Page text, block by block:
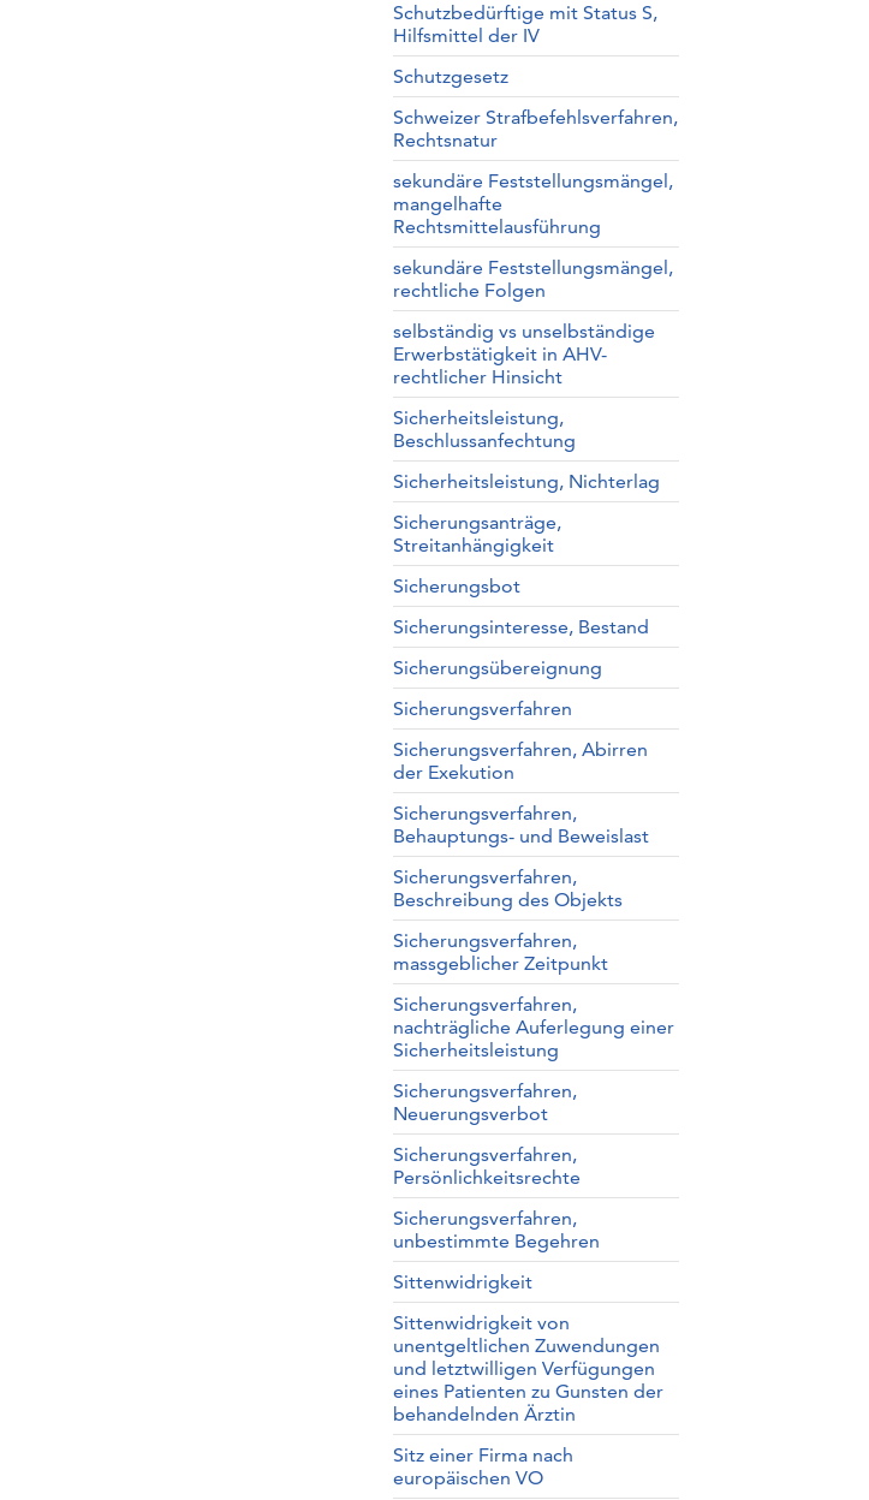
Schutzbedürftige mit Status S,
Hilfsmittel der IV
Schutzgesetz
Schweizer Strafbefehlsverfahren,
Rechtsnatur
sekundäre Feststellungsmängel,
mangelhafte
Rechtsmittelausführung
sekundäre Feststellungsmängel,
rechtliche Folgen
selbständig vs unselbständige
Erwerbstätigkeit in AHV-
rechtlicher Hinsicht
Sicherheitsleistung,
Beschlussanfechtung
Sicherheitsleistung, Nichterlag
Sicherungsanträge,
Streitanhängigkeit
Sicherungsbot
Sicherungsinteresse, Bestand
Sicherungsübereignung
Sicherungsverfahren
Sicherungsverfahren, Abirren
der Exekution
Sicherungsverfahren,
Behauptungs- und Beweislast
Sicherungsverfahren,
Beschreibung des Objekts
Sicherungsverfahren,
massgeblicher Zeitpunkt
Sicherungsverfahren,
nachträgliche Auferlegung einer
Sicherheitsleistung
Sicherungsverfahren,
Neuerungsverbot
Sicherungsverfahren,
Persönlichkeitsrechte
Sicherungsverfahren,
unbestimmte Begehren
Sittenwidrigkeit
Sittenwidrigkeit von
unentgeltlichen Zuwendungen
und letztwilligen Verfügungen
eines Patienten zu Gunsten der
behandelnden Ärztin
Sitz einer Firma nach
europäischen VO